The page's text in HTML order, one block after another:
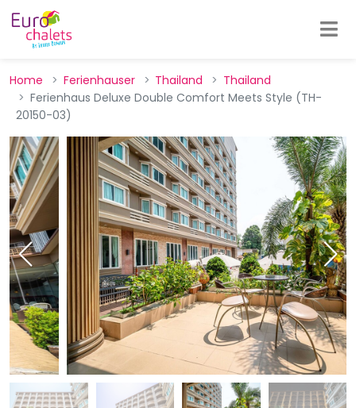
Home Ferienhauser Thailand
Thailand
Ferienhaus Deluxe Double Comfort Meets Style (TH-
20150-03)